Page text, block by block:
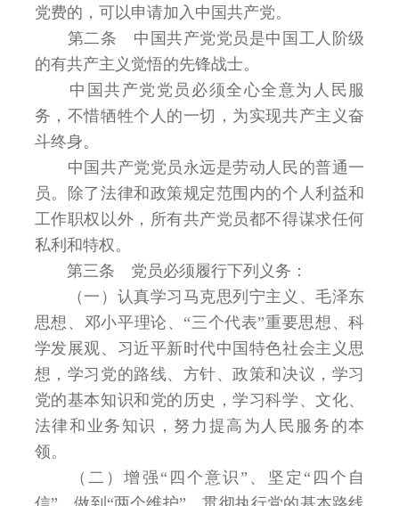
党费的，可以申请加入中国共产党。
第二条 中国共产党党员是中国工人阶级
的有共产主义觉悟的先锋战士。
中国共产党党员必须全心全意为人民服
务，不惜牺牲个人的一切，为实现共产主义奋
斗终身。
中国共产党党员永远是劳动人民的普通一
员。除了法律和政策规定范围内的个人利益和
工作职权以外，所有共产党员都不得谋求任何
私利和特权。
第三条 党员必须履行下列义务：
（一）认真学习马克思列宁主义、毛泽东
思想、邓小平理论、“三个代表”重要思想、科
学发展观、习近平新时代中国特色社会主义思
想，学习党的路线、方针、政策和决议，学习
党的基本知识和党的历史，学习科学、文化、
法律和业务知识，努力提高为人民服务的本
领。
（二）增强“四个意识”、坚定“四个自